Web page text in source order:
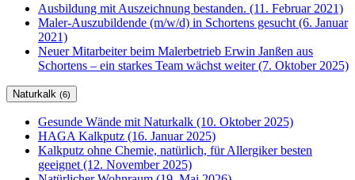
Ausbildung mit Auszeichnung bestanden. (11. Februar 2021)
Maler-Auszubildende (m/w/d) in Schortens gesucht (6. Januar
2021)
Neuer Mitarbeiter beim Malerbetrieb Erwin Janßen aus
Schortens – ein starkes Team wächst weiter (7. Oktober 2025)
Naturkalk (6)
Gesunde Wände mit Naturkalk (10. Oktober 2025)
HAGA Kalkputz (16. Januar 2025)
Kalkputz ohne Chemie, natürlich, für Allergiker besten
geeignet (12. November 2025)